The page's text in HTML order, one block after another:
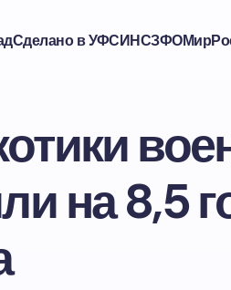
Сделано в УФСИНСЗФОМир
на 8,5